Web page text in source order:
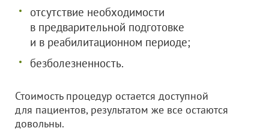
отсутствие необходимости
в предварительной подготовке
и в реабилитационном периоде;
безболезненность.
Стоимость процедур остается доступной
для пациентов, результатом же все остаются
довольны.